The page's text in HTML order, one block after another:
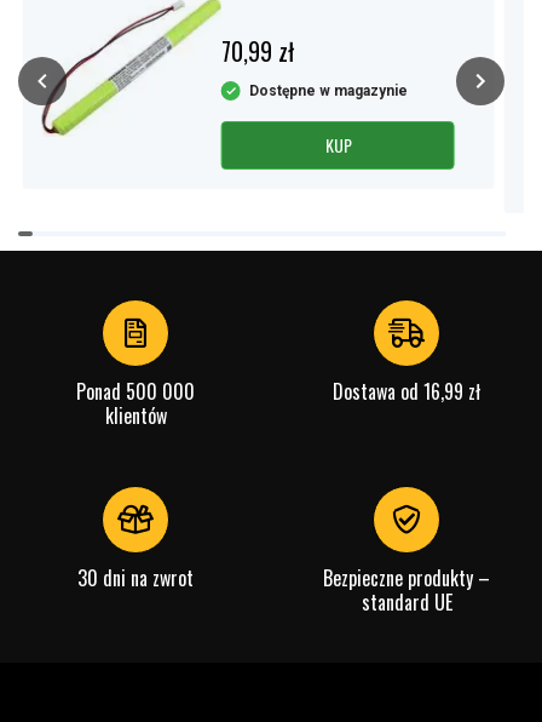
70,99 zł
Dostępne w magazynie
KUP
Item
1
Ponad 500 000
klientów
Dostawa od 16,99 zł
30 dni na zwrot
Bezpieczne produkty –
standard UE